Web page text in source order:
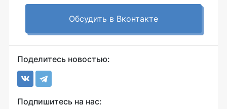
Обсудить в Вконтакте
Поделитесь новостью:
Подпишитесь на нас: